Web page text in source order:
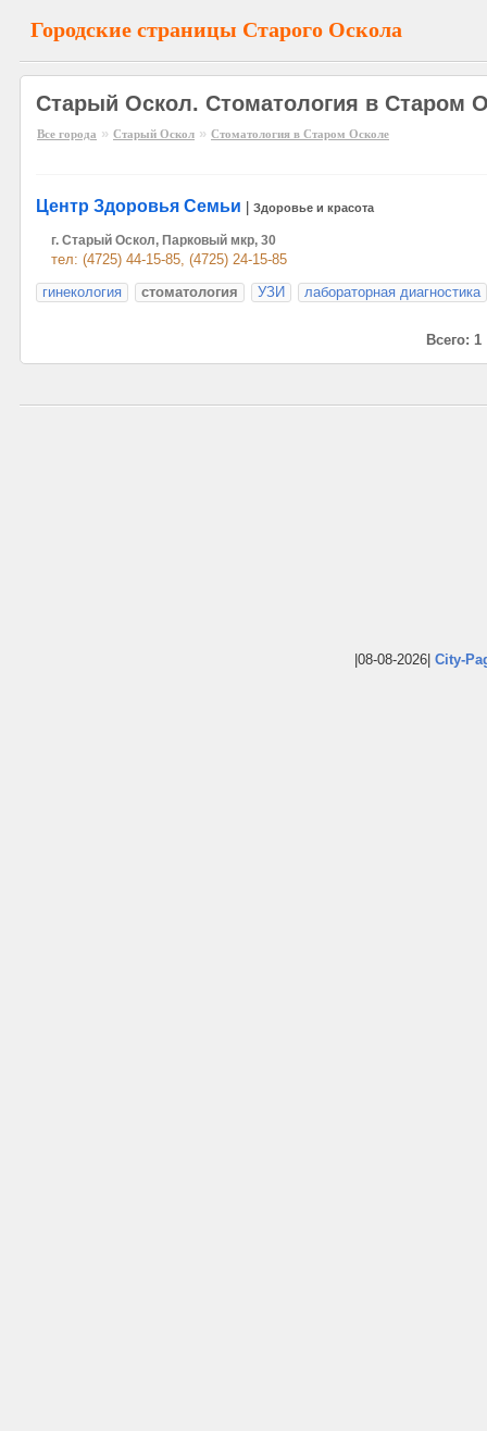
Городские страницы Старого Оскола
Старый Оскол. Стоматология в Старом
Все города » Старый Оскол » Стоматология в Старом Осколе
Центр Здоровья Семьи Здоровье и красота
г. Старый Оскол, Парковый мкр, 30
тел: (4725) 44-15-85, (4725) 24-15-85
гинекология
стоматология УЗИ лабораторная диагностика
Всего: 1
|08-08-2026| City-